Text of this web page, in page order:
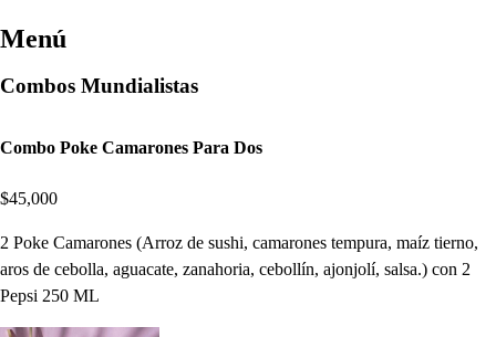
Menú
Combos Mundialistas
Combo Poke Camarones Para Dos
$45,000
2 Poke Camarones (Arroz de sushi, camarones tempura, maíz tierno,
aros de cebolla, aguacate, zanahoria, cebollín, ajonjolí, salsa.) con 2
Pepsi 250 ML